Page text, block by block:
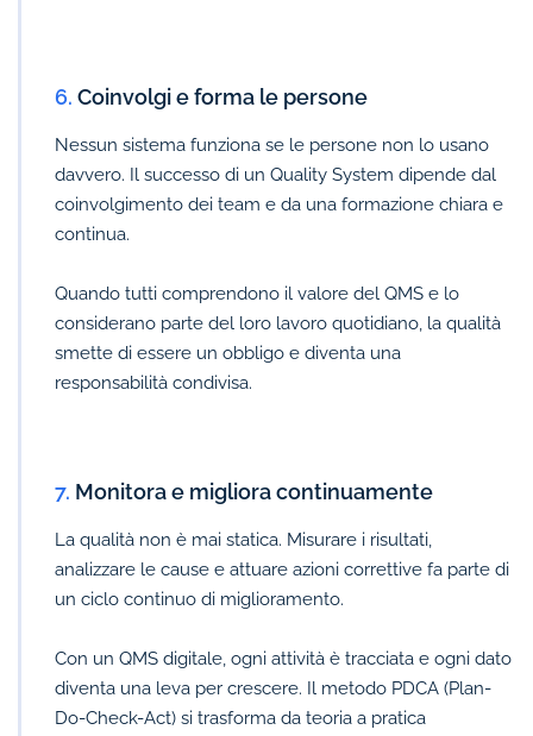
6. Coinvolgi e forma le persone
Nessun sistema funziona se le persone non lo usano
davvero. Il successo di un Quality System dipende dal
coinvolgimento dei team e da una formazione chiara e
continua.
Quando tutti comprendono il valore del QMS e lo
considerano parte del loro lavoro quotidiano, la qualità
smette di essere un obbligo e diventa una
responsabilità condivisa.
7. Monitora e migliora continuamente
La qualità non è mai statica. Misurare i risultati,
analizzare le cause e attuare azioni correttive fa parte di
un ciclo continuo di miglioramento.
Con un QMS digitale, ogni attività è tracciata e ogni dato
diventa una leva per crescere. Il metodo PDCA (Plan-
Do-Check-Act) si trasforma da teoria a pratica